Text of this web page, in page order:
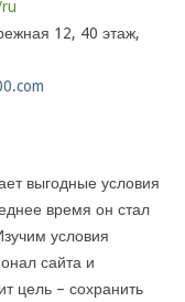
12, 40 этаж,
выгодные условия
время он стал
условия
сайта и
цель – сохранить